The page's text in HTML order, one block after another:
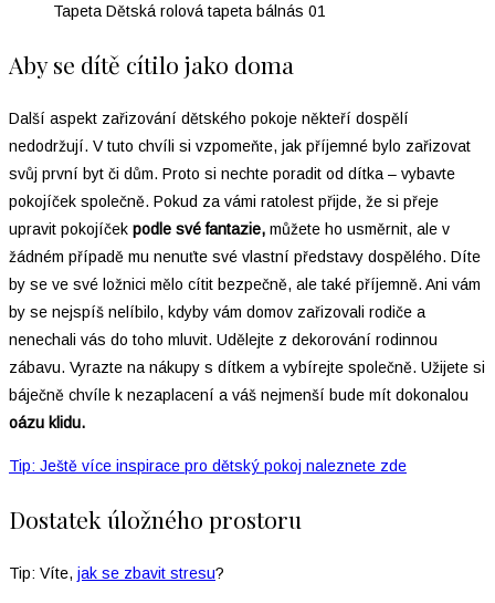
Tapeta Dětská rolová tapeta bálnás 01
Aby se dítě cítilo jako doma
Další aspekt zařizování dětského pokoje někteří dospělí
nedodržují. V tuto chvíli si vzpomeňte, jak příjemné bylo zařizovat
svůj první byt či dům. Proto si nechte poradit od dítka – vybavte
pokojíček společně. Pokud za vámi ratolest přijde, že si přeje
upravit pokojíček podle své fantazie, můžete ho usměrnit, ale v
žádném případě mu nenuťte své vlastní představy dospělého. Díte
by se ve své ložnici mělo cítit bezpečně, ale také příjemně. Ani vám
by se nejspíš nelíbilo, kdyby vám domov zařizovali rodiče a
nenechali vás do toho mluvit. Udělejte z dekorování rodinnou
zábavu. Vyrazte na nákupy s dítkem a vybírejte společně. Užijete si
báječně chvíle k nezaplacení a váš nejmenší bude mít dokonalou
oázu klidu.
Tip: Ještě více inspirace pro dětský pokoj naleznete zde
Dostatek úložného prostoru
Tip: Víte, jak se zbavit stresu?